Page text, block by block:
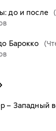
до и после
Барокко
– Западный